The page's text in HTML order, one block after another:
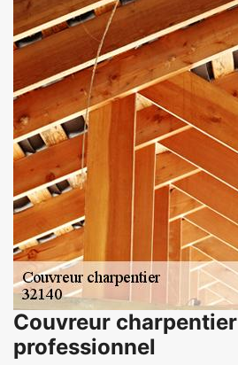
Couvreur charpentier
professionnel